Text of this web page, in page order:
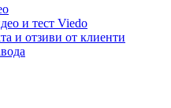
и тест Viedo
и отзиви от клиенти